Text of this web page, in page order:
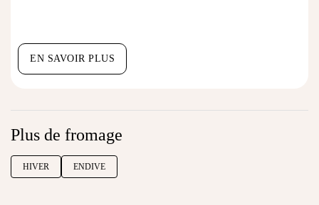
EN SAVOIR PLUS
Plus de fromage
HIVER ENDIVE